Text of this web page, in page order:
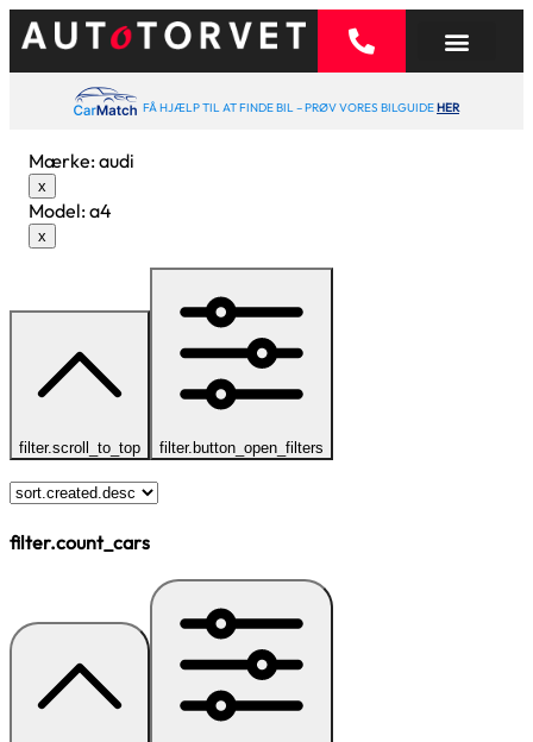
FÅ HJÆLP TIL AT FINDE BIL – PRØV VORES BILGUIDEHER
Mærke:audi
x
Model:a4
x
filter.scroll_to_top filter.button_open_filters
filter.count_cars